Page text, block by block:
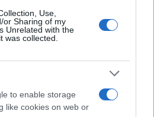
Use,
or Sharing of my
Unrelated with the
was collected.
to enable storage
like cookies on web or